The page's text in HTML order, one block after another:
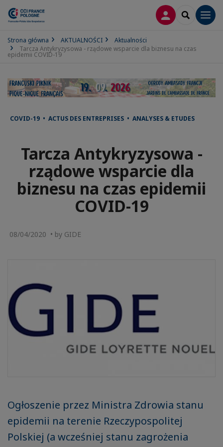
LOGOWANIE
SEARCH
Strona główna AKTUALNOŚCI
Aktualności
Tarcza Antykryzysowa - rządowe wsparcie dla biznesu na czas
epidemii COVID-19
COVID-19 • ACTUS DES ENTREPRISES • ANALYSES & ETUDES
Tarcza Antykryzysowa -
rządowe wsparcie dla
biznesu na czas epidemii
COVID-19
08/04/2020 • by GIDE
Ogłoszenie przez Ministra Zdrowia stanu
epidemii na terenie Rzeczypospolitej
Polskiej (a wcześniej stanu zagrożenia